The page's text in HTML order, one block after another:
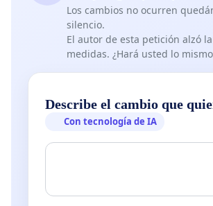
convertirse en un referente de
dentro de la Sierra de Guadarrama.
Los cambios no ocurren
silencio.
El autor de esta petición alzó
medidas. ¿Hará usted lo
Describe el cambio que
Con tecnología de IA